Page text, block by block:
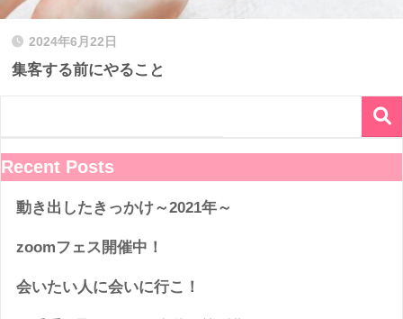
2024年6月22日
集客する前にやること
Recent Posts
動き出したきっかけ～2021年～
zoomフェス開催中！
会いたい人に会いに行こ！